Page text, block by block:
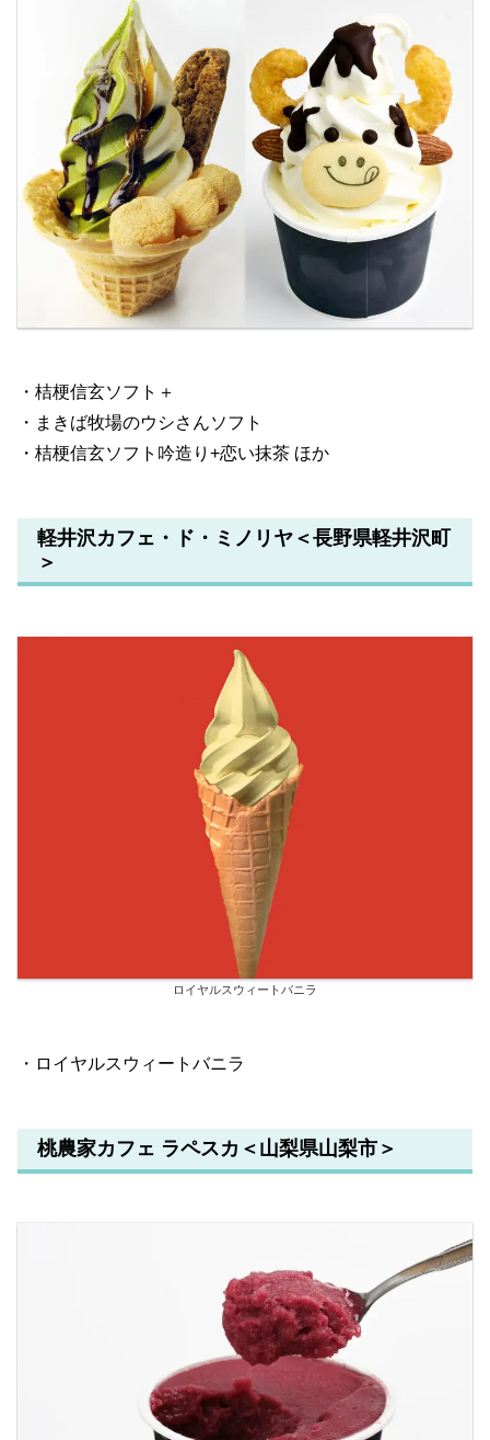
・桔梗信玄ソフト＋
・まきば牧場のウシさんソフト
・桔梗信玄ソフト吟造り+恋い抹茶 ほか
軽井沢カフェ・ド・ミノリヤ＜長野県軽井沢町
＞
ロイヤルスウィートバニラ
・ロイヤルスウィートバニラ
桃農家カフェ ラペスカ＜山梨県山梨市＞